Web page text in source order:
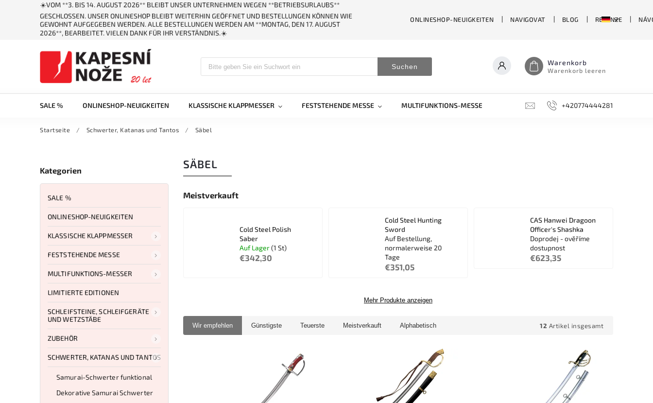
☀️VOM **3. BIS 14. AUGUST 2026** BLEIBT UNSER UNTERNEHMEN WEGEN **BETRIEBSURLAUBS**
GESCHLOSSEN. UNSER ONLINESHOP BLEIBT WEITERHIN GEÖFFNET UND BESTELLUNGEN KÖNNEN WIE
GEWOHNT AUFGEGEBEN WERDEN. ALLE BESTELLUNGEN WERDEN AM **MONTAG, DEN 17. AUGUST
2026**, BEARBEITET. VIELEN DANK FÜR IHR VERSTÄNDNIS.☀️
ONLINESHOP-NEUIGKEITEN NAVIGOVAT BLOG RECENZE
Suchen Warenkorb
Warenkorb leeren
SALE % ONLINESHOP-NEUIGKEITEN KLASSISCHE KLAPPMESSER FESTSTEHENDE MESSE MULTIFUNKTIONS-MESSER LIMITIERTE EDITIONEN+420774444281
Startseite / Schwerter, Katanas und Tantos / Säbel
Kategorien
SALE %
ONLINESHOP-NEUIGKEITEN
KLASSISCHE KLAPPMESSER
FESTSTEHENDE MESSE
MULTIFUNKTIONS-MESSER
LIMITIERTE EDITIONEN
SCHLEIFSTEINE, SCHLEIFGERÄTE
UND WETZSTÄBE
ZUBEHÖR
SCHWERTER, KATANAS UND TANTOS
Samurai-Schwerter funktional
Dekorative Samurai Schwerter
SÄBEL
Meistverkauft
Cold Steel Polish
Saber
Auf Lager(1 St)
€342,30
Cold Steel Hunting
Sword
Auf Bestellung,
normalerweise 20
Tage
€351,05
CAS Hanwei Dragoon
Officer's Shashka
Doprodej - ověříme
dostupnost
€623,35
Mehr Produkte anzeigen
Wir empfehlen Günstigste Teuerste Meistverkauft Alphabetisch 12 Artikel insgesamt